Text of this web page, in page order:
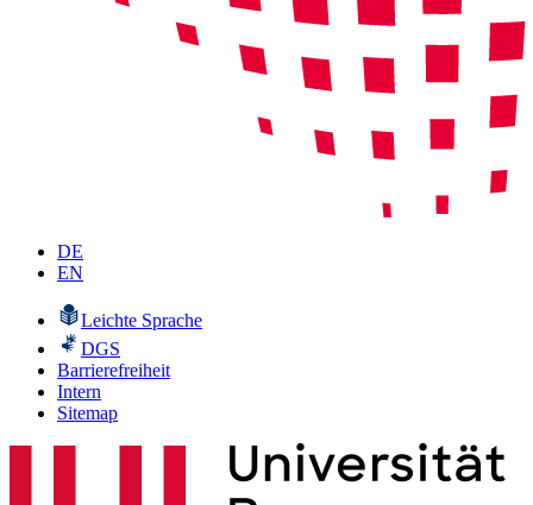
DE
EN
Leichte Sprache
DGS
Barrierefreiheit
Intern
Sitemap